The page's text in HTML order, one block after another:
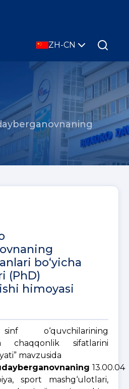
ZH-CN
bo‘yicha
(PhD)
himoyasi
o‘quvchilarining
chaqqonlik sifatlarini
mavzusida
13.00.04
sport mashg‘ulotlari,